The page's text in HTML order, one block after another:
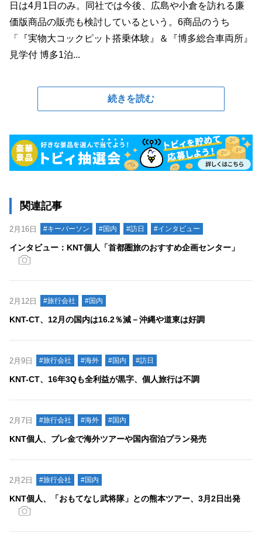
日は4月1日のみ。同社では今後、広島や小倉を訪れる廉
価版商品の販売も検討しているという。6商品のうち
「『実物大コックピット搭乗体験』＆『博多総合車両所』
見学付 博多1泊...
続きを読む
関連記事
2月16日 #キーパーソン #国内 #訪日 #インタビュー
インタビュー：KNT個人「首都圏旅のおすすめ企画センター」
2月12日 #旅行会社 #国内
KNT-CT、12月の国内は16.2％減－沖縄や道東は好調
2月9日 #旅行会社 #海外 #国内 #訪日
KNT-CT、16年3Qも全利益が黒字、個人旅行は不調
2月7日 #旅行会社 #海外 #国内
KNT個人、プレ金で海外ツアーや国内宿泊プラン発売
2月2日 #旅行会社 #国内
KNT個人、「おもてなし武将隊」との熊本ツアー、3月2日出発